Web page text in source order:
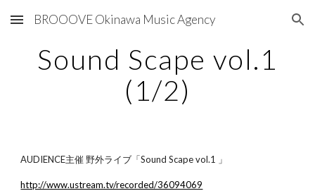
Skip to main content Skip to navigation
BROOOVE Okinawa Music Agency
Sound Scape vol.1
(1/2)
AUDIENCE主催 野外ライブ「Sound Scape vol.1 」
http://www.ustream.tv/recorded/36094069